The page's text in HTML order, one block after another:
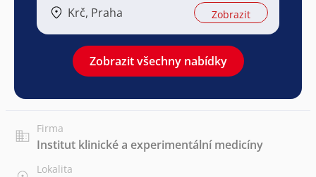
Krč, Praha Zobrazit
Zobrazit všechny nabídky
Firma
Institut klinické a experimentální medicíny
Lokalita